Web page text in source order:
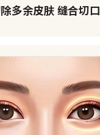
多余皮肤缝合切口